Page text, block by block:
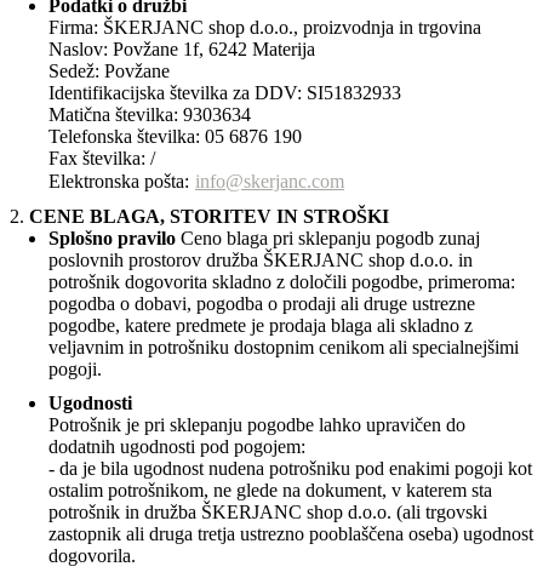
Podatki o družbi
Firma: ŠKERJANC shop d.o.o., proizvodnja in trgovina
Naslov: Povžane 1f, 6242 Materija
Sedež: Povžane
Identifikacijska številka za DDV: SI51832933
Matična številka: 9303634
Telefonska številka: 05 6876 190
Fax številka: /
Elektronska pošta: info@skerjanc.com
CENE BLAGA, STORITEV IN STROŠKI
Splošno pravilo Ceno blaga pri sklepanju pogodb zunaj
poslovnih prostorov družba ŠKERJANC shop d.o.o. in
potrošnik dogovorita skladno z določili pogodbe, primeroma:
pogodba o dobavi, pogodba o prodaji ali druge ustrezne
pogodbe, katere predmete je prodaja blaga ali skladno z
veljavnim in potrošniku dostopnim cenikom ali specialnejšimi
pogoji.
Ugodnosti
Potrošnik je pri sklepanju pogodbe lahko upravičen do
dodatnih ugodnosti pod pogojem:
- da je bila ugodnost nudena potrošniku pod enakimi pogoji kot
ostalim potrošnikom, ne glede na dokument, v katerem sta
potrošnik in družba ŠKERJANC shop d.o.o. (ali trgovski
zastopnik ali druga tretja ustrezno pooblaščena oseba) ugodnost
dogovorila.